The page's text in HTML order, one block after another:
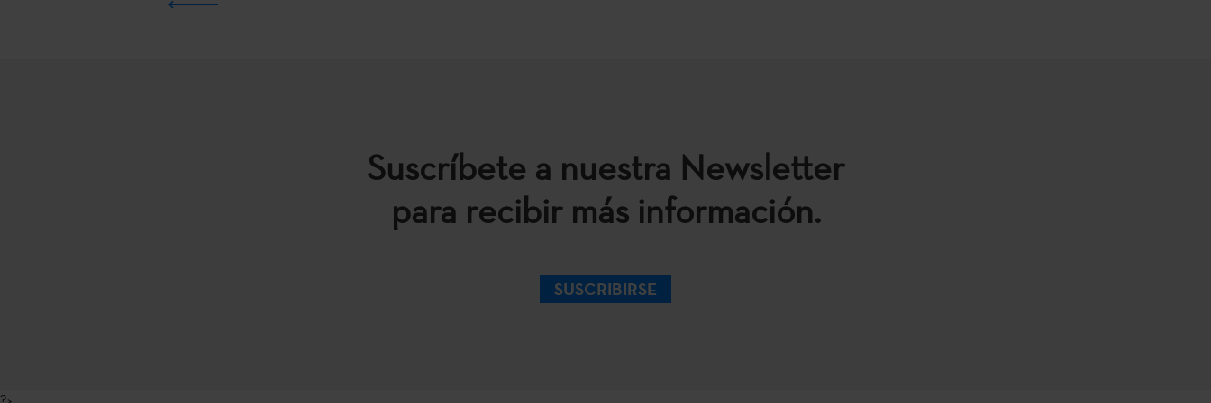
Suscríbete a nuestra Newsletter
para recibir más información.
SUSCRIBIRSE